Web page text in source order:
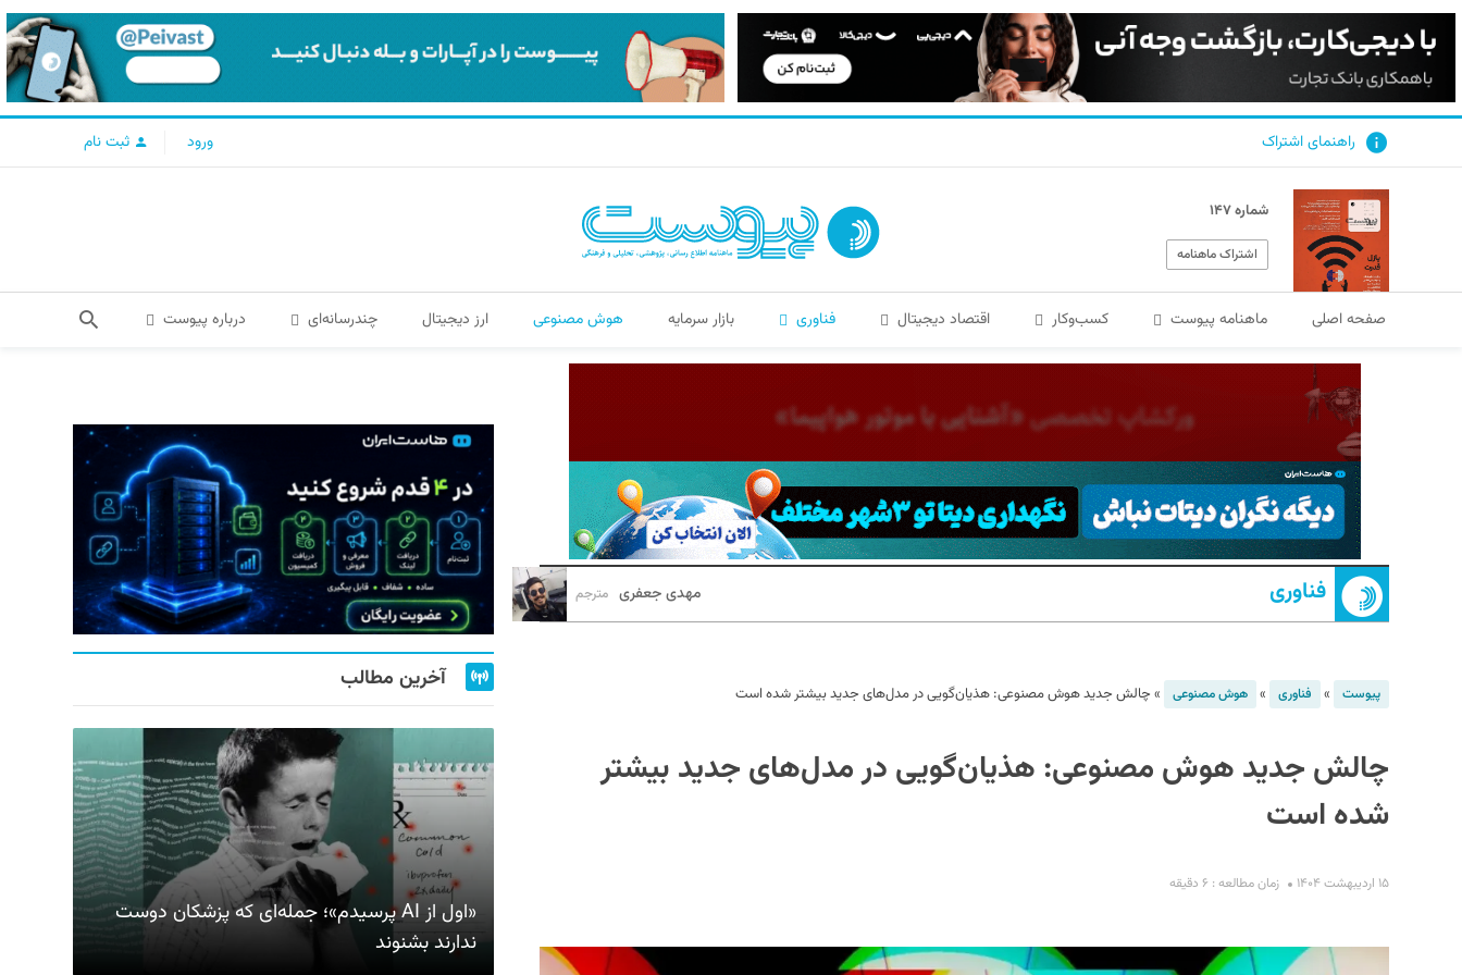
راهنمای اشتراک ورود ثبت نام
شماره ۱۴۷
اشتراک ماهنامه
صفحه اصلی ماهنامه پیوست کسب‌و‌کار اقتصاد دیجیتال فناوری بازار سرمایه هوش مصنوعی ارز دیجیتال چندرسانه‌ای درباره پیوست
فناوری مهدی جعفری مترجم
پیوست » فناوری » هوش مصنوعی » چالش جدید هوش مصنوعی: هذیان‌گویی در مدل‌های جدید بیشتر شده است
چالش جدید هوش مصنوعی: هذیان‌گویی در مدل‌های جدید بیشتر
شده است
۱۵ اردیبهشت ۱۴۰۴ زمان مطالعه : ۶ دقیقه
آخرین مطالب
«اول از AI پرسیدم»؛ جمله‌ای که پزشکان دوست
ندارند بشنوند